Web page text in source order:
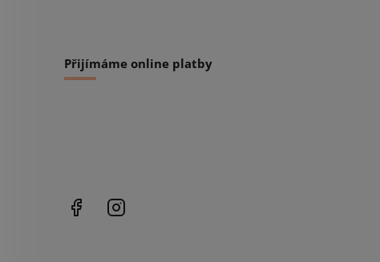
Přijímáme online platby
Facebook